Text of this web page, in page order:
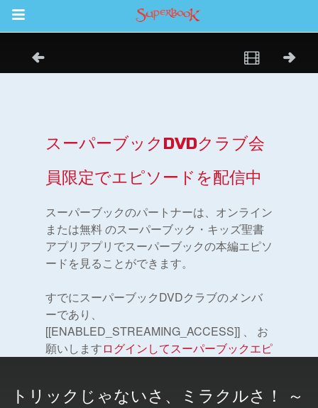
Return to Content
スーパーブックDVDクラブ会
員限定でエピソードを配信中
スーパーブックのパートナーは、オンライン
または無料 のスーパーブック・キッズ聖書
アプリアプリでスーパーブックの本編エピソ
ードを見ることができます。
すでにスーパーブックDVDクラブのメンバ
ーであり、
[[ENABLED_STREAMING_ACCESS]] 、 お
願いしますログインしてスーパーブックエピ
もっと見る
トリックじゃないさ、ミラクルさ！ ～